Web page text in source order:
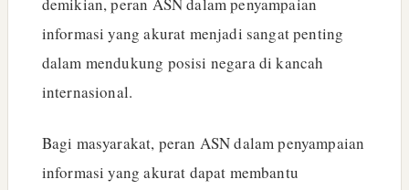
demikian, peran ASN dalam penyampaian
informasi yang akurat menjadi sangat penting
dalam mendukung posisi negara di kancah
internasional.
Bagi masyarakat, peran ASN dalam penyampaian
informasi yang akurat dapat membantu